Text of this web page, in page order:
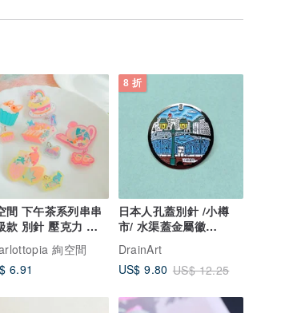
間 下午茶系列串串
克力 可
針 文創 飾品
絢空間
6.91
8 折
日本人孔蓋別針 /小樽
市/ 水渠蓋金屬徽
章/5cm
DrainArt
US$ 9.80 US$ 12.25